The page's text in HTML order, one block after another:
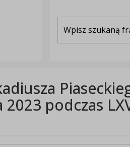
podczas